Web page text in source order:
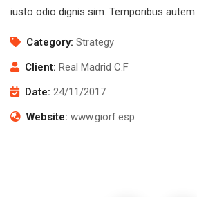
iusto odio dignis sim. Temporibus autem.
Category: Strategy
Client: Real Madrid C.F
Date: 24/11/2017
Website: www.giorf.esp